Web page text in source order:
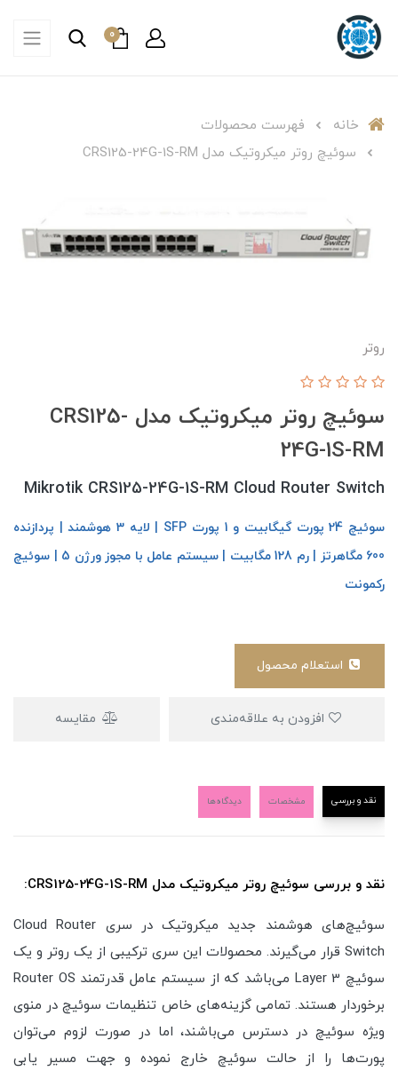
0
خانه
فهرست محصولات
سوئیچ روتر میکروتیک مدل CRS125-24G-1S-RM
روتر
سوئیچ روتر میکروتیک مدل CRS125-
24G-1S-RM
Mikrotik CRS125-24G-1S-RM Cloud Router Switch
سوئیچ
24 پورت گیگابیت و 1 پورت SFP | لایه 3 هوشمند | پردازنده
600 مگاهرتز | رم 128 مگابیت | سیستم عامل با مجوز ورژن 5 | سوئیچ
رکمونت
مقایسه
نقد و بررسی مشخصات دیدگاه‌ها
نقد و بررسی سوئیچ روتر میکروتیک مدل CRS125-24G-1S-RM:
سوئیچ‌های هوشمند جدید میکروتیک در سری Cloud Router
Switch قرار می‌گیرند. محصولات این سری ترکیبی از یک روتر و یک
سوئیچ Layer 3 می‌باشد که از سیستم عامل قدرتمند Router OS
برخوردار هستند. تمامی گزینه‌های خاص تنظیمات سوئیچ در منوی
ویژه سوئیچ در دسترس می‌باشند، اما در صورت لزوم می‌توان
پورت‌ها را از حالت سوئیچ خارج نموده و جهت مسیر یابی